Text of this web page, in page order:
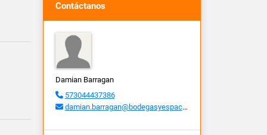
Contáctanos
Damian Barragan
573044437386
damian.barragan@bodegasyespacios.co